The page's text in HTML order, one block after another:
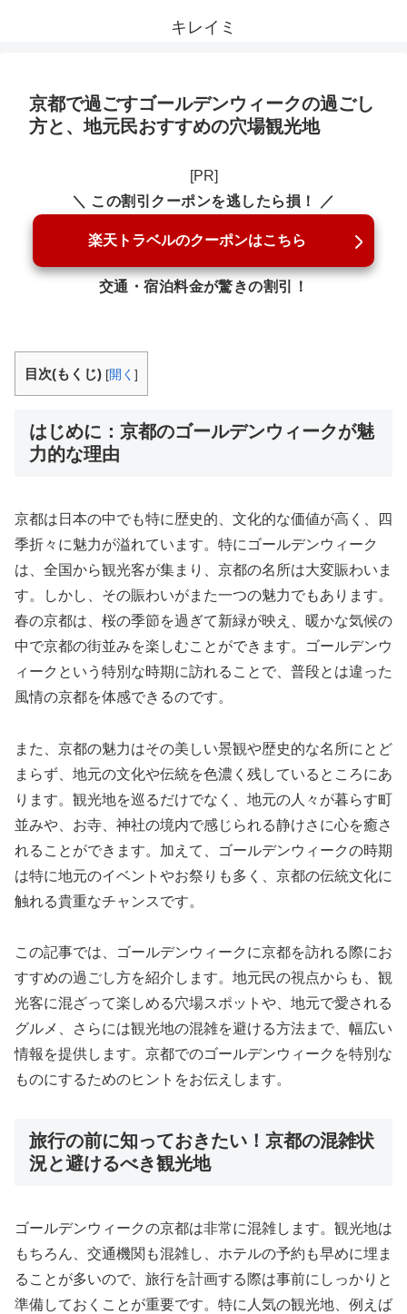
キレイミ
京都で過ごすゴールデンウィークの過ごし
方と、地元民おすすめの穴場観光地
[PR]
＼ この割引クーポンを逃したら損！ ／
楽天トラベルのクーポンはこちら
交通・宿泊料金が驚きの割引！
目次(もくじ) [開く ]
はじめに：京都のゴールデンウィークが魅
力的な理由
京都は日本の中でも特に歴史的、文化的な価値が高く、四
季折々に魅力が溢れています。特にゴールデンウィーク
は、全国から観光客が集まり、京都の名所は大変賑わいま
す。しかし、その賑わいがまた一つの魅力でもあります。
春の京都は、桜の季節を過ぎて新緑が映え、暖かな気候の
中で京都の街並みを楽しむことができます。ゴールデンウ
ィークという特別な時期に訪れることで、普段とは違った
風情の京都を体感できるのです。
また、京都の魅力はその美しい景観や歴史的な名所にとど
まらず、地元の文化や伝統を色濃く残しているところにあ
ります。観光地を巡るだけでなく、地元の人々が暮らす町
並みや、お寺、神社の境内で感じられる静けさに心を癒さ
れることができます。加えて、ゴールデンウィークの時期
は特に地元のイベントやお祭りも多く、京都の伝統文化に
触れる貴重なチャンスです。
この記事では、ゴールデンウィークに京都を訪れる際にお
すすめの過ごし方を紹介します。地元民の視点からも、観
光客に混ざって楽しめる穴場スポットや、地元で愛される
グルメ、さらには観光地の混雑を避ける方法まで、幅広い
情報を提供します。京都でのゴールデンウィークを特別な
ものにするためのヒントをお伝えします。
旅行の前に知っておきたい！京都の混雑状
況と避けるべき観光地
ゴールデンウィークの京都は非常に混雑します。観光地は
もちろん、交通機関も混雑し、ホテルの予約も早めに埋ま
ることが多いので、旅行を計画する際は事前にしっかりと
準備しておくことが重要です。特に人気の観光地、例えば